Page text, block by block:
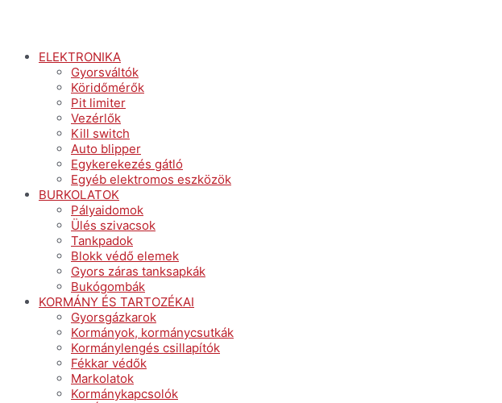
ELEKTRONIKA
Gyorsváltók
Köridőmérők
Pit limiter
Vezérlők
Kill switch
Auto blipper
Egykerekezés gátló
Egyéb elektromos eszközök
BURKOLATOK
Pályaidomok
Ülés szivacsok
Tankpadok
Blokk védő elemek
Gyors záras tanksapkák
Bukógombák
KORMÁNY ÉS TARTOZÉKAI
Gyorsgázkarok
Kormányok, kormánycsutkák
Kormánylengés csillapítók
Fékkar védők
Markolatok
Kormánykapcsolók